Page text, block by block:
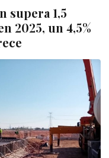
supera 1,5
2025, un 4,5%